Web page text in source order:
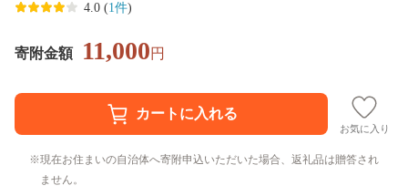
4.0 (1件)
寄附金額 11,000円
お気に入り
現在お住まいの自治体へ寄附申込いただいた場合、返礼品は贈答され
ません。